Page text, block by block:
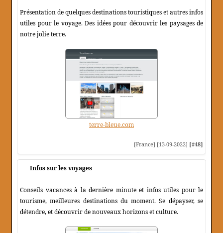
Présentation de quelques destinations touristiques et autres infos
utiles pour le voyage. Des idées pour découvrir les paysages de
notre jolie terre.
terre-bleue.com
[France] [13-09-2022] [#48]
Infos sur les voyages
Conseils vacances à la dernière minute et infos utiles pour le
tourisme, meilleures destinations du moment. Se dépayser, se
détendre, et découvrir de nouveaux horizons et culture.